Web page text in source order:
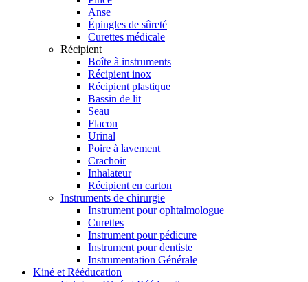
Anse
Épingles de sûreté
Curettes médicale
Récipient
Boîte à instruments
Récipient inox
Récipient plastique
Bassin de lit
Seau
Flacon
Urinal
Poire à lavement
Crachoir
Inhalateur
Récipient en carton
Instruments de chirurgie
Instrument pour ophtalmologue
Curettes
Instrument pour pédicure
Instrument pour dentiste
Instrumentation Générale
Kiné et Rééducation